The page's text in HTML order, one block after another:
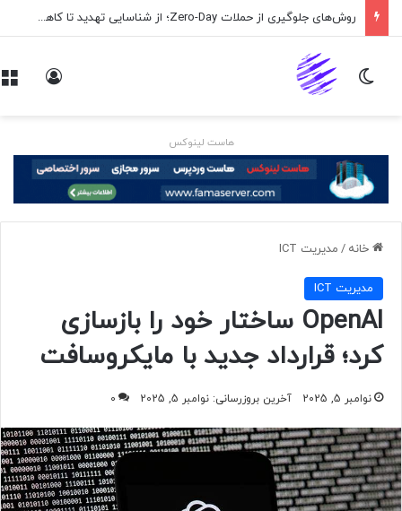
روش‌های جلوگیری از حملات Zero-Day؛ از شناسایی تهدید تا کاهش ریسک
تغییر پوسته
هاست لینوکس
خانه / مديريت ICT
مديريت ICT
OpenAI ساختار خود را بازسازی
کرد؛ قرارداد جدید با مایکروسافت
نوامبر 5, 2025 آخرین بروزرسانی: نوامبر 5, 2025 0